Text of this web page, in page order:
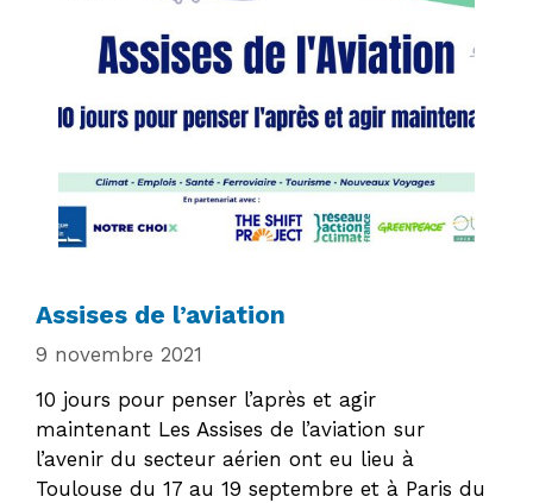
Assises de l’aviation
9 novembre 2021
10 jours pour penser l’après et agir
maintenant Les Assises de l’aviation sur
l’avenir du secteur aérien ont eu lieu à
Toulouse du 17 au 19 septembre et à Paris du